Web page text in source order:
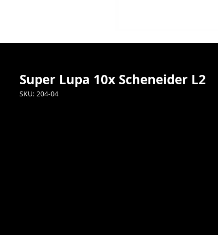
Super Lupa 10x Scheneider L2
SKU: 204-04